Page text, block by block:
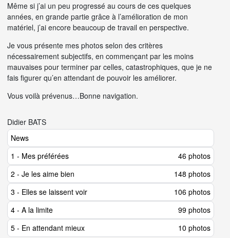
Même si j’ai un peu progressé au cours de ces quelques
années, en grande partie grâce à l’amélioration de mon
matériel, j’ai encore beaucoup de travail en perspective.
Je vous présente mes photos selon des critères
nécessairement subjectifs, en commençant par les moins
mauvaises pour terminer par celles, catastrophiques, que je ne
fais figurer qu’en attendant de pouvoir les améliorer.
Vous voilà prévenus…Bonne navigation.
Didier BATS
News
1 - Mes préférées
46 photos
2 - Je les aime bien
148 photos
3 - Elles se laissent voir
106 photos
4 - A la limite
99 photos
5 - En attendant mieux
10 photos